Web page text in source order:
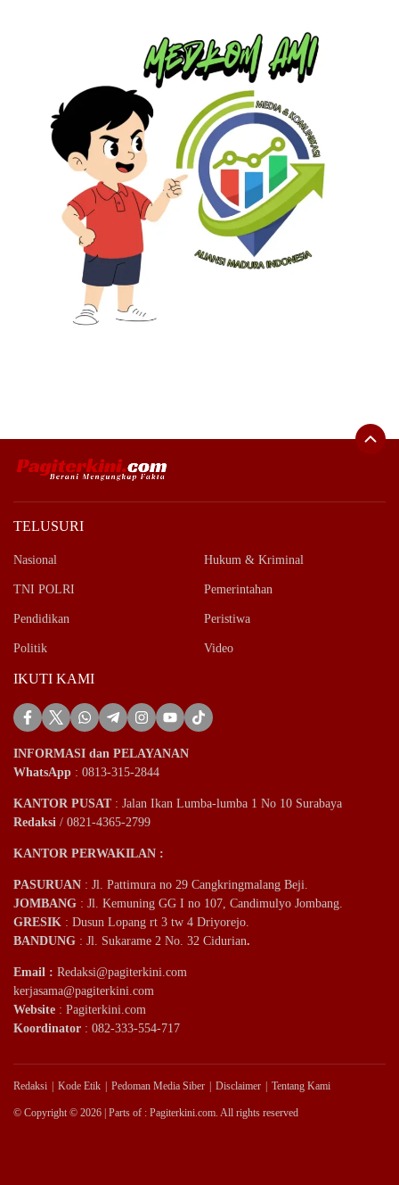
TELUSURI
Nasional Hukum & Kriminal
TNI POLRI Pemerintahan
Pendidikan Peristiwa
Politik Video
IKUTI KAMI
INFORMASI dan PELAYANAN
WhatsApp : 0813-315-2844
KANTOR PUSAT: Jalan Ikan Lumba-lumba 1 No 10 Surabaya
Redaksi / 0821-4365-2799
KANTOR PERWAKILAN :
PASURUAN : Jl. Pattimura no 29 Cangkringmalang Beji.
JOMBANG : Jl. Kemuning GG I no 107, Candimulyo Jombang.
GRESIK : Dusun Lopang rt 3 tw 4 Driyorejo.
BANDUNG : Jl. Sukarame 2 No. 32 Cidurian.
Email : Redaksi@pagiterkini.com
kerjasama@pagiterkini.com
Website : Pagiterkini.com
Koordinator : 082-333-554-717
Redaksi Kode Etik Pedoman Media Siber Disclaimer Tentang Kami
© Copyright © 2026 | Parts of : Pagiterkini.com. All rights reserved